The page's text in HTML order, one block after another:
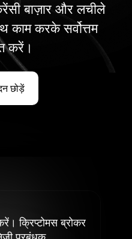
बाज़ार और लचीले
काम करके सर्वोत्तम
करें।
छोड़ें
क्रिप्टोमस ब्रोकर